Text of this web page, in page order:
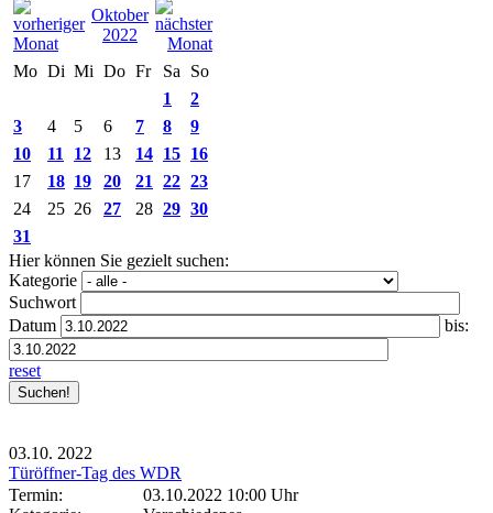
Oktober
2022
Mo Di Mi Do Fr Sa
So
1
2
3
4 5 6 7 8
9
10
11 12 13 14 15 16
17
18 19 20 21 22 23
24
25 26 27 28 29 30
31
Hier können Sie gezielt suchen:
Kategorie
Suchwort
Datum
bis:
reset
03.10. 2022
Türöffner-Tag des WDR
Termin:
03.10.2022 10:00 Uhr